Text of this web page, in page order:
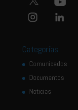
Categorías
Comunicados
Documentos
Noticias